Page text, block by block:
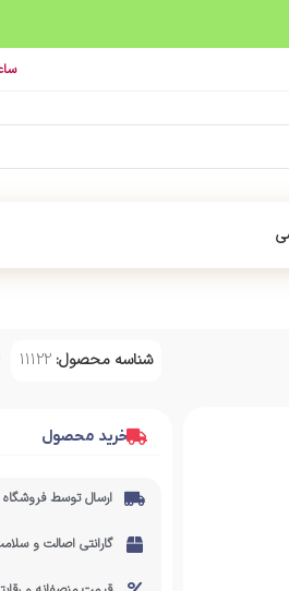
شناسه محصول: 11122
خرید محصول
ارسال توسط فروشگاه
گارانتی اصالت و